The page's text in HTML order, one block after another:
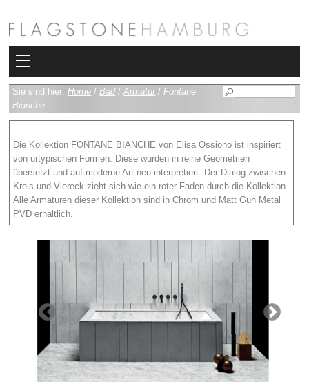
Kollektionen
Bad
Heizkörper
Fliesen
Sauna und Hamam
Licht
Carl Hansen
Outlet
Sie sind hier: Home / Bad /Armatur / Fontane
Bianche
Die Kollektion FONTANE BIANCHE von Elisa Ossiono ist inspiriert
von urtypischen Formen. Diese wurden in reine Geometrien
übersetzt und auf moderne Art neu interpretiert. Der Dialog zwischen
Kreis und Viereck zieht sich wie ein roter Faden durch die Kollektion.
Alle Armaturen dieser Kollektion sind in Chrom und Matt Gun Metal
PVD erhältlich.